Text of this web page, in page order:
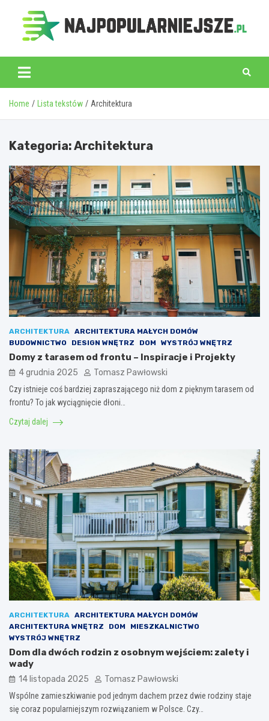
content
najpopularniejsze.pl
Home Lista tekstów Architektura
Kategoria:Architektura
ARCHITEKTURA ARCHITEKTURA MAŁYCH DOMÓW
BUDOWNICTWO
DESIGN WNĘTRZ DOM WYSTRÓJ WNĘTRZ
Domy z tarasem od frontu – Inspiracje i Projekty
4 grudnia 2025 Tomasz Pawłowski
Czy istnieje coś bardziej zapraszającego niż dom z pięknym tarasem od
frontu? To jak wyciągnięcie dłoni…
Czytaj dalej
ARCHITEKTURA
ARCHITEKTURA MAŁYCH DOMÓW
ARCHITEKTURA WNĘTRZ
DOM
MIESZKALNICTWO
WYSTRÓJ WNĘTRZ
Dom dla dwóch rodzin z osobnym wejściem: zalety i
wady
14 listopada 2025 Tomasz Pawłowski
Wspólne zamieszkiwanie pod jednym dachem przez dwie rodziny staje
się coraz popularniejszym rozwiązaniem w Polsce. Czy…